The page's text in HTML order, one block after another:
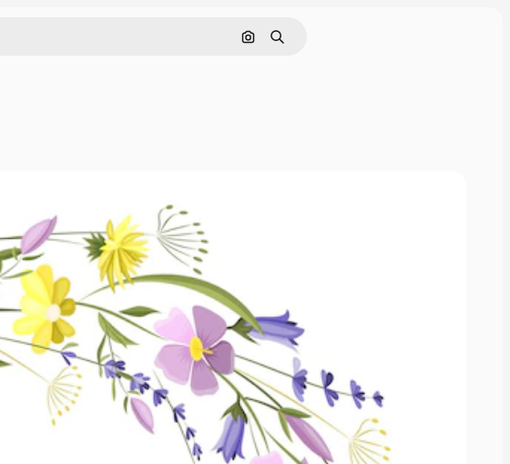
Поиск по изображению
Поиск